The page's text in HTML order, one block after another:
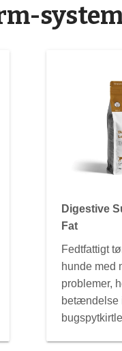
Digestive
Fat
Fedtfattigt
hunde med
problemer,
betændelse